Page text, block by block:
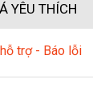
YÊU THÍCH
trợ - Báo lỗi